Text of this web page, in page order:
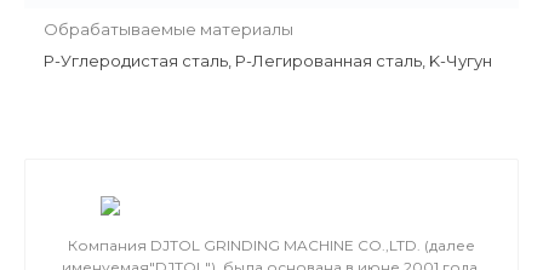
Обрабатываемые материалы
P-Углеродистая сталь, P-Легированная сталь, K-Чугун
Компания DJTOL GRINDING MACHINE CO.,LTD. (далее